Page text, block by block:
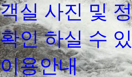
객실 사진 및
확인 하실 수
이용안내